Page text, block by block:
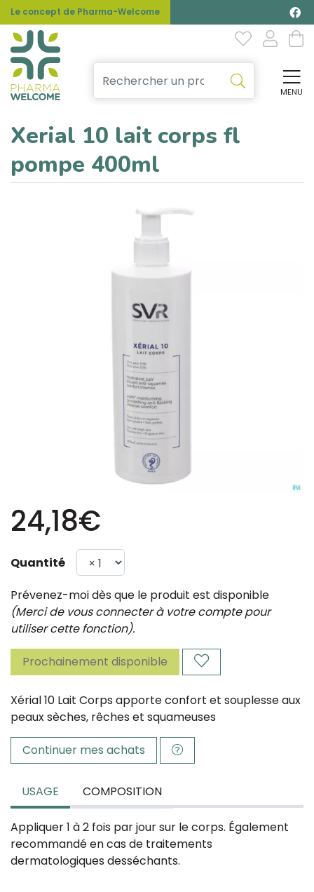
Le concept de Pharma-Welcome
MENU
Xerial 10 lait corps fl
pompe 400ml
24,18€
Quantité
Prévenez-moi dès que le produit est disponible
(Merci de vous connecter à votre compte pour
utiliser cette fonction).
Prochainement disponible
Xérial 10 Lait Corps apporte confort et souplesse aux
peaux sèches, rêches et squameuses
Continuer mes achats
USAGE COMPOSITION
Appliquer 1 à 2 fois par jour sur le corps. Également
recommandé en cas de traitements
dermatologiques desséchants.